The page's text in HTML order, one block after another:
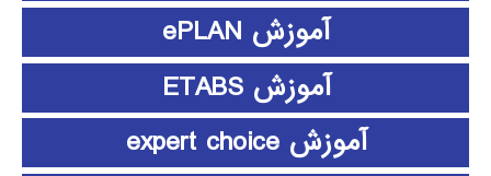
آموزش ePLAN
آموزش ETABS
آموزش expert choice